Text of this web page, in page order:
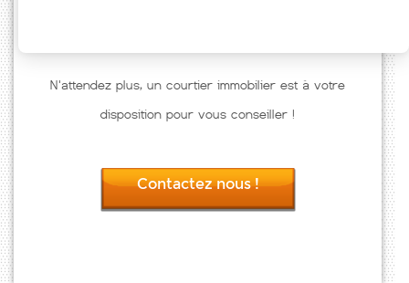
N'attendez plus, un courtier immobilier est à votre
disposition pour vous conseiller !
Contactez nous !